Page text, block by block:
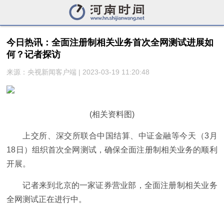
今日热讯：全面注册制相关业务首次全网测试进展如
何？记者探访
来源：央视新闻客户端 | 2023-03-19 11:20:48
(相关资料图)
上交所、深交所联合中国结算、中证金融等今天（3月
18日）组织首次全网测试，确保全面注册制相关业务的顺利
开展。
记者来到北京的一家证券营业部，全面注册制相关业务
全网测试正在进行中。